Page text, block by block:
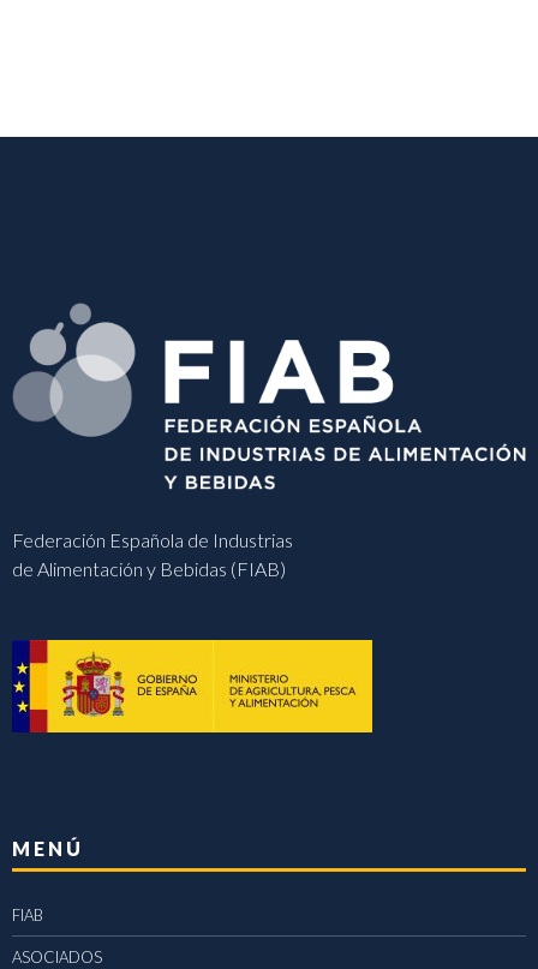
Federación Española de Industrias
de Alimentación y Bebidas (FIAB)
MENÚ
FIAB
ASOCIADOS